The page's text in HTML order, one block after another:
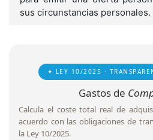
sus circunstancias
✦ LEY 10/2025 ·
Gastos de
Calcula el coste total real de
acuerdo con las obligaciones de
la Ley 10/2025.